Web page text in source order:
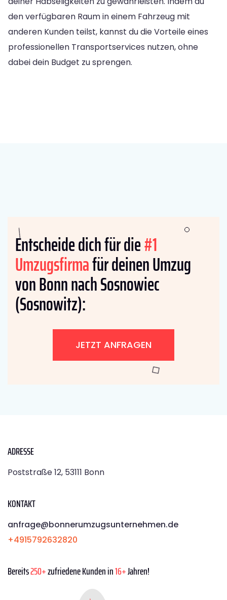
den verfügbaren Raum in einem Fahrzeug mit
anderen Kunden teilst, kannst du die Vorteile eines
professionellen Transportservices nutzen, ohne
dabei dein Budget zu sprengen.
Entscheide dich für die#1
Umzugsfirmafür deinen Umzug
von Bonn nach Sosnowiec
(Sosnowitz):
JETZT ANFRAGEN
ADRESSE
Poststraße 12, 53111 Bonn
KONTAKT
anfrage@bonnerumzugsunternehmen.de
+4915792632820
Bereits250+zufriedene Kunden in16+Jahren!